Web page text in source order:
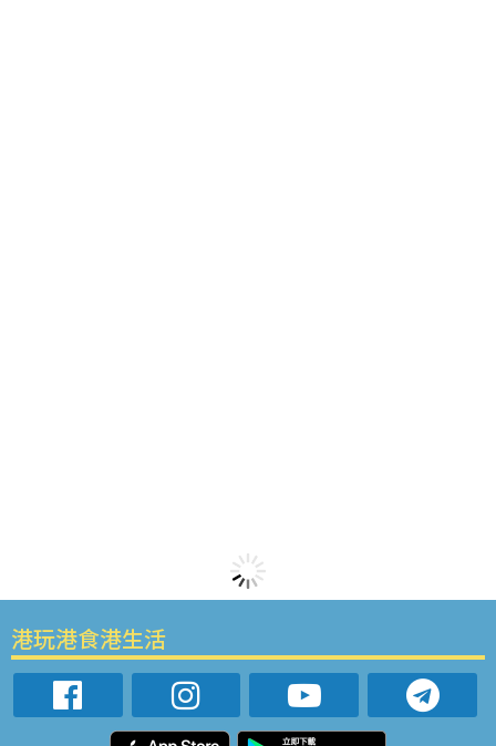
港玩港食港生活